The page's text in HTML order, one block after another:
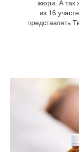
жюри. А так
из 16
представлять